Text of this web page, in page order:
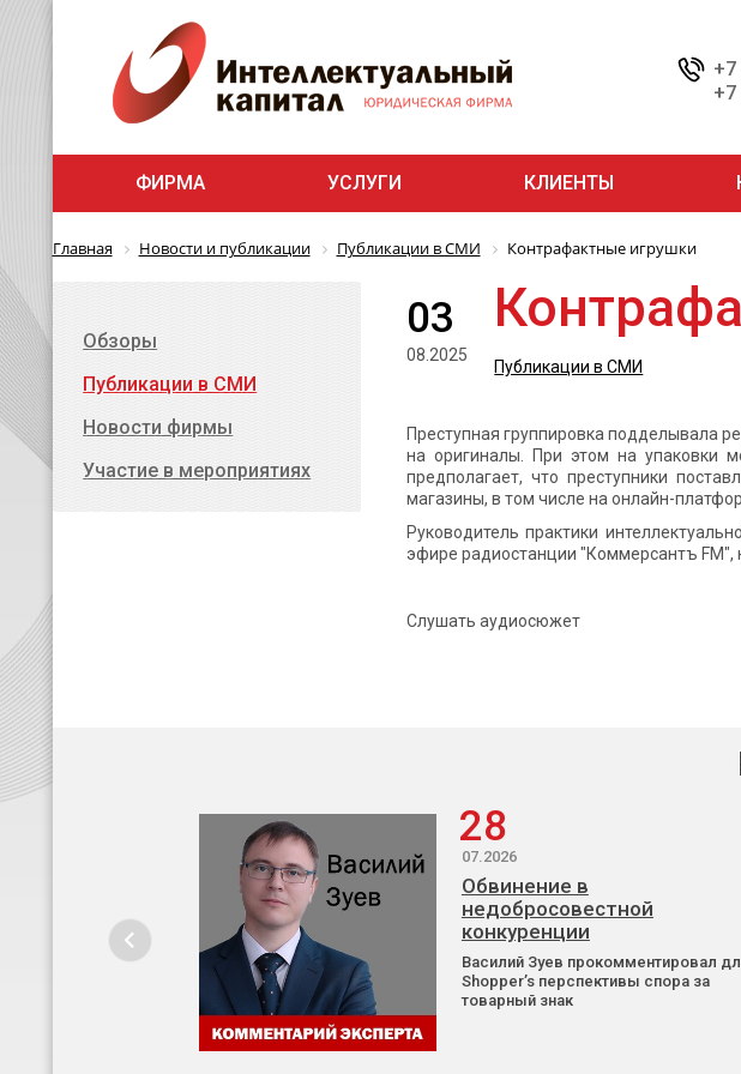
ФИРМА УСЛУГИ КЛИЕНТЫ
Главная Новости и публикации Публикации в СМИ Контрафактные игрушки
03
08.2025
Публикации в СМИ
Преступная группировка подделывала
на оригиналы. При этом на
предполагает, что преступники
магазины, в том числе на онлайн-
Руководитель практики
эфире радиостанции "Коммерсантъ FM",
Слушать аудиосюжет
Обзоры
Публикации в СМИ
Новости фирмы
Участие в мероприятиях
28
07.2026
Обвинение в
недобросовестной
конкуренции
Василий Зуев прокомментировал
Shopper’s перспективы спора за
товарный знак